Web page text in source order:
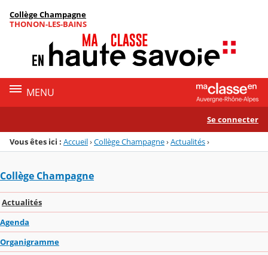
Menu de la rubrique
Contenu
Collège Champagne
THONON-LES-BAINS
MENU
Se connecter
Vous êtes ici : Accueil›Collège Champagne›Actualités›
Collège Champagne
Actualités
Agenda
Organigramme